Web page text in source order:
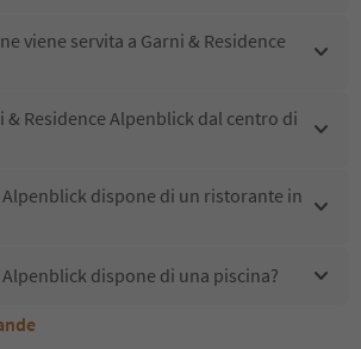
viene servita a Garni & Residence
& Residence Alpenblick dal centro di
Alpenblick dispone di un ristorante in
Alpenblick dispone di una piscina?
Alpenblick accetta animali domestici?
sono disponibili presso Garni &
Alpenblick ricevono l'Alto